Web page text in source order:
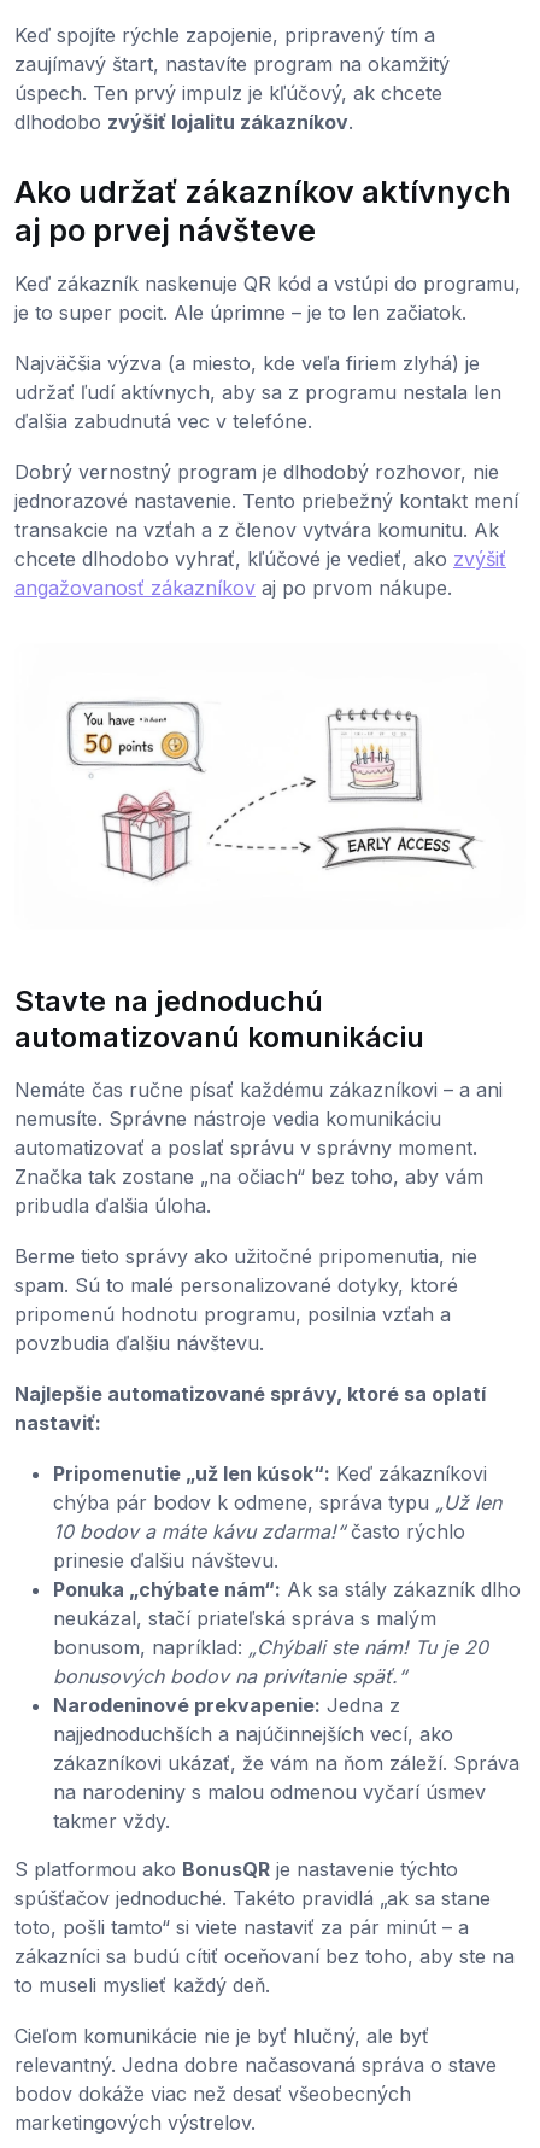
Keď spojíte rýchle zapojenie, pripravený tím a
zaujímavý štart, nastavíte program na okamžitý
úspech. Ten prvý impulz je kľúčový, ak chcete
dlhodobo zvýšiť lojalitu zákazníkov.
Ako udržať zákazníkov aktívnych
aj po prvej návšteve
Keď zákazník naskenuje QR kód a vstúpi do programu,
je to super pocit. Ale úprimne – je to len začiatok.
Najväčšia výzva (a miesto, kde veľa firiem zlyhá) je
udržať ľudí aktívnych, aby sa z programu nestala len
ďalšia zabudnutá vec v telefóne.
Dobrý vernostný program je dlhodobý rozhovor, nie
jednorazové nastavenie. Tento priebežný kontakt mení
transakcie na vzťah a z členov vytvára komunitu. Ak
chcete dlhodobo vyhrať, kľúčové je vedieť, ako zvýšiť
angažovanosť zákazníkov aj po prvom nákupe.
Stavte na jednoduchú
automatizovanú komunikáciu
Nemáte čas ručne písať každému zákazníkovi – a ani
nemusíte. Správne nástroje vedia komunikáciu
automatizovať a poslať správu v správny moment.
Značka tak zostane „na očiach“ bez toho, aby vám
pribudla ďalšia úloha.
Berme tieto správy ako užitočné pripomenutia, nie
spam. Sú to malé personalizované dotyky, ktoré
pripomenú hodnotu programu, posilnia vzťah a
povzbudia ďalšiu návštevu.
Najlepšie automatizované správy, ktoré sa oplatí
nastaviť:
Pripomenutie „už len kúsok“: Keď zákazníkovi
chýba pár bodov k odmene, správa typu „Už len
10 bodov a máte kávu zdarma!“často rýchlo
prinesie ďalšiu návštevu.
Ponuka „chýbate nám“: Ak sa stály zákazník dlho
neukázal, stačí priateľská správa s malým
bonusom, napríklad: „Chýbali ste nám! Tu je 20
bonusových bodov na privítanie späť.“
Narodeninové prekvapenie: Jedna z
najjednoduchších a najúčinnejších vecí, ako
zákazníkovi ukázať, že vám na ňom záleží. Správa
na narodeniny s malou odmenou vyčarí úsmev
takmer vždy.
S platformou ako BonusQR je nastavenie týchto
spúšťačov jednoduché. Takéto pravidlá „ak sa stane
toto, pošli tamto“ si viete nastaviť za pár minút – a
zákazníci sa budú cítiť oceňovaní bez toho, aby ste na
to museli myslieť každý deň.
Cieľom komunikácie nie je byť hlučný, ale byť
relevantný. Jedna dobre načasovaná správa o stave
bodov dokáže viac než desať všeobecných
marketingových výstrelov.